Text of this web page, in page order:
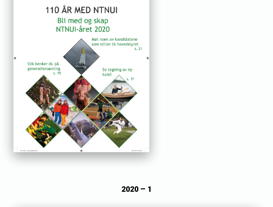
2020 – 1